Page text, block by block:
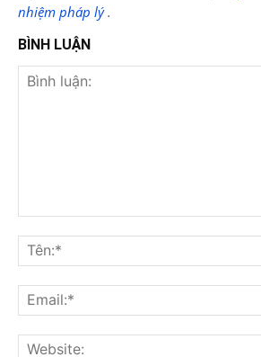
nhiệm pháp lý.
BÌNH LUẬN
luận: